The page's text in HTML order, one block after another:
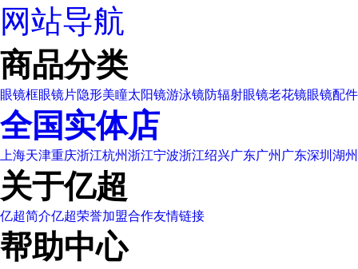
网站导航
商品分类
眼镜框眼镜片隐形美瞳太阳镜游泳镜防辐射眼镜老花镜眼镜配件
全国实体店
上海天津重庆浙江杭州浙江宁波浙江绍兴广东广州 广东深圳 湖
关于亿超
亿超简介亿超荣誉加盟合作友情链接
帮助中心